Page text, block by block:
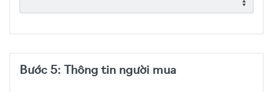
Bước 5: Thông tin người mua